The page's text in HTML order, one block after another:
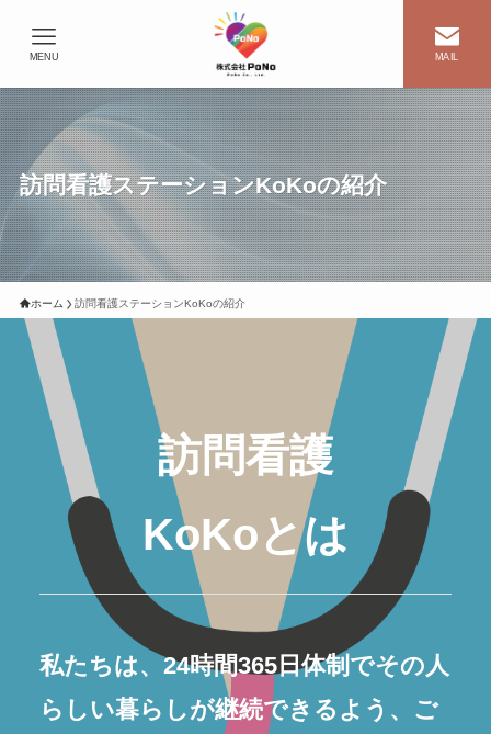
MAIL
MENU
訪問看護ステーションKoKoの紹介
ホーム 訪問看護ステーションKoKoの紹介
訪問看護
KoKoとは
私たちは、24時間365日体制でその人
らしい暮らしが継続できるよう、ご